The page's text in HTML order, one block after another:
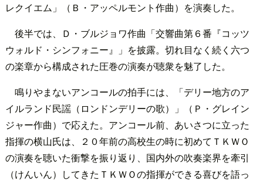
レクイエム」（Ｂ・アッペルモント作曲）を演奏した。
後半では、Ｄ・ブルジョワ作曲「交響曲第６番『コッツ
ウォルド・シンフォニー』」を披露。切れ目なく続く六つ
の楽章から構成された圧巻の演奏が聴衆を魅了した。
鳴りやまないアンコールの拍手には、「デリー地方のア
イルランド民謡（ロンドンデリーの歌）」（Ｐ・グレイン
ジャー作曲）で応えた。アンコール前、あいさつに立った
指揮の横山氏は、２０年前の高校生の時に初めてＴＫＷＯ
の演奏を聴いた衝撃を振り返り、国内外の吹奏楽界を牽引
（けんいん）してきたＴＫＷＯの指揮ができる喜びを語っ